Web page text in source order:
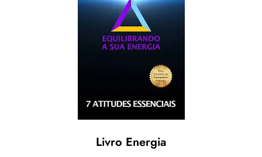
Livro Energia